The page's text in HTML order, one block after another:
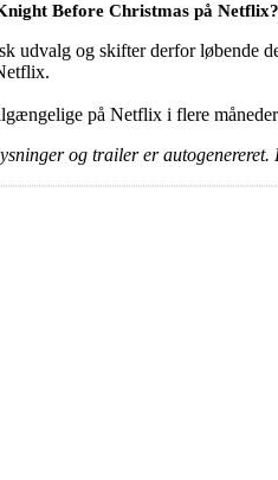
Before Christmas på Netflix?
udvalg og skifter derfor løbende
på Netflix i flere
og trailer er